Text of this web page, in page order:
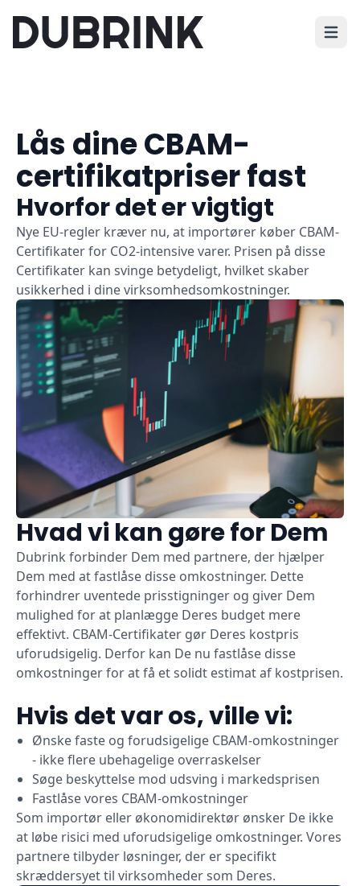
Åbn
Lås dine CBAM-
certifikatpriser fast
Hvorfor det er vigtigt
Nye EU-regler kræver nu, at importører køber CBAM-
Certifikater for CO2-intensive varer. Prisen på disse
Certifikater kan svinge betydeligt, hvilket skaber
usikkerhed i dine virksomhedsomkostninger.
Hvad vi kan gøre for Dem
Dubrink forbinder Dem med partnere, der hjælper
Dem med at fastlåse disse omkostninger. Dette
forhindrer uventede prisstigninger og giver Dem
mulighed for at planlægge Deres budget mere
effektivt. CBAM-Certifikater gør Deres kostpris
uforudsigelig. Derfor kan De nu fastlåse disse
omkostninger for at få et solidt estimat af kostprisen.
Hvis det var os, ville vi:
Ønske faste og forudsigelige CBAM-omkostninger
- ikke flere ubehagelige overraskelser
Søge beskyttelse mod udsving i markedsprisen
Fastlåse vores CBAM-omkostninger
Som importør eller økonomidirektør ønsker De ikke
at løbe risici med uforudsigelige omkostninger. Vores
partnere tilbyder løsninger, der er specifikt
skræddersyet til virksomheder som Deres.